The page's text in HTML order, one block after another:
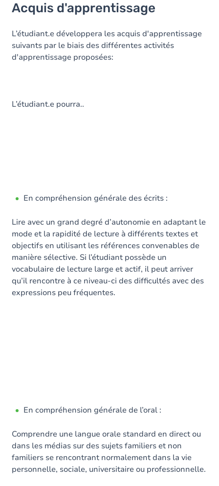
Objectifs
Contenu
Table des matières
Acquis d'apprentissage
L’étudiant.e développera les acquis d'apprentissage
suivants par le biais des différentes activités
d'apprentissage proposées:
L’étudiant.e pourra..
En compréhension générale des écrits :
Lire avec un grand degré d’autonomie en adaptant le
mode et la rapidité de lecture à différents textes et
objectifs en utilisant les références convenables de
manière sélective. Si l’étudiant possède un
vocabulaire de lecture large et actif, il peut arriver
qu’il rencontre à ce niveau-ci des difficultés avec des
expressions peu fréquentes.
En compréhension générale de l’oral :
Comprendre une langue orale standard en direct ou
dans les médias sur des sujets familiers et non
familiers se rencontrant normalement dans la vie
personnelle, sociale, universitaire ou professionnelle.